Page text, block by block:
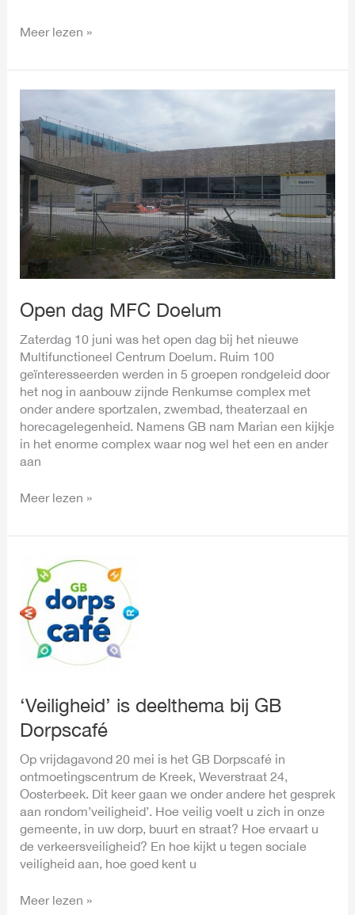
Meer lezen »
Open dag MFC Doelum
Zaterdag 10 juni was het open dag bij het nieuwe
Multifunctioneel Centrum Doelum. Ruim 100
geïnteresseerden werden in 5 groepen rondgeleid door
het nog in aanbouw zijnde Renkumse complex met
onder andere sportzalen, zwembad, theaterzaal en
horecagelegenheid. Namens GB nam Marian een kijkje
in het enorme complex waar nog wel het een en ander
aan
dag
MFC
Doelum
Meer lezen »
‘Veiligheid’ is deelthema bij GB
Dorpscafé
Op vrijdagavond 20 mei is het GB Dorpscafé in
ontmoetingscentrum de Kreek, Weverstraat 24,
Oosterbeek. Dit keer gaan we onder andere het gesprek
aan rondom’veiligheid’. Hoe veilig voelt u zich in onze
gemeente, in uw dorp, buurt en straat? Hoe ervaart u
de verkeersveiligheid? En hoe kijkt u tegen sociale
veiligheid aan, hoe goed kent u
‘Veiligheid’
deelthema
bij
GB
Dorpscafé
Meer lezen »